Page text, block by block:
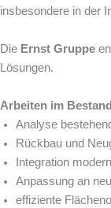
insbesondere in der
Die Ernst Gruppe
Lösungen.
Arbeiten im Bestand
Analyse
Rückbau und
Integration
Anpassung an
effiziente